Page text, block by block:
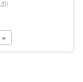
)
»